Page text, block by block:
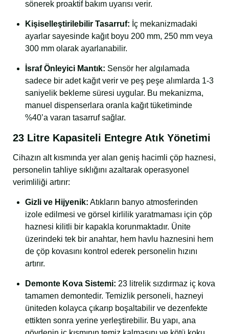
sönerek proaktif bakım uyarısı verir.
Kişiselleştirilebilir Tasarruf: İç mekanizmadaki
ayarlar sayesinde kağıt boyu 200 mm, 250 mm veya
300 mm olarak ayarlanabilir.
İsraf Önleyici Mantık: Sensör her algılamada
sadece bir adet kağıt verir ve peş peşe alımlarda 1-3
saniyelik bekleme süresi uygular. Bu mekanizma,
manuel dispenserlara oranla kağıt tüketiminde
%40’a varan tasarruf sağlar.
23 Litre Kapasiteli Entegre Atık Yönetimi
Cihazın alt kısmında yer alan geniş hacimli çöp haznesi,
personelin tahliye sıklığını azaltarak operasyonel
verimliliği artırır:
Gizli ve Hijyenik: Atıkların banyo atmosferinden
izole edilmesi ve görsel kirlilik yaratmaması için çöp
haznesi kilitli bir kapakla korunmaktadır. Ünite
üzerindeki tek bir anahtar, hem havlu haznesini hem
de çöp kovasını kontrol ederek personelin hızını
artırır.
Demonte Kova Sistemi: 23 litrelik sızdırmaz iç kova
tamamen demontedir. Temizlik personeli, hazneyi
üniteden kolayca çıkarıp boşaltabilir ve dezenfekte
ettikten sonra yerine yerleştirebilir. Bu yapı, ana